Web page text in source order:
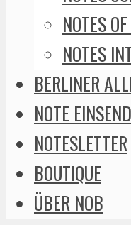
NOTES
NOTES
BERLINER
NOTE
NOTESLETTER
BOUTIQUE
ÜBER NOB